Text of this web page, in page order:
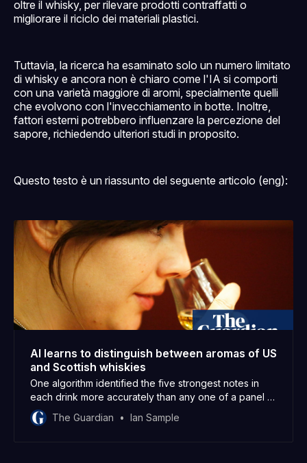
oltre il whisky, per rilevare prodotti contraffatti o
migliorare il riciclo dei materiali plastici.
Tuttavia, la ricerca ha esaminato solo un numero limitato
di whisky e ancora non è chiaro come l'IA si comporti
con una varietà maggiore di aromi, specialmente quelli
che evolvono con l'invecchiamento in botte. Inoltre,
fattori esterni potrebbero influenzare la percezione del
sapore, richiedendo ulteriori studi in proposito.
Questo testo è un riassunto del seguente articolo (eng):
AI learns to distinguish between aromas of US
and Scottish whiskies
One algorithm identified the five strongest notes in
each drink more accurately than any one of a panel of
experts
The Guardian Ian Sample